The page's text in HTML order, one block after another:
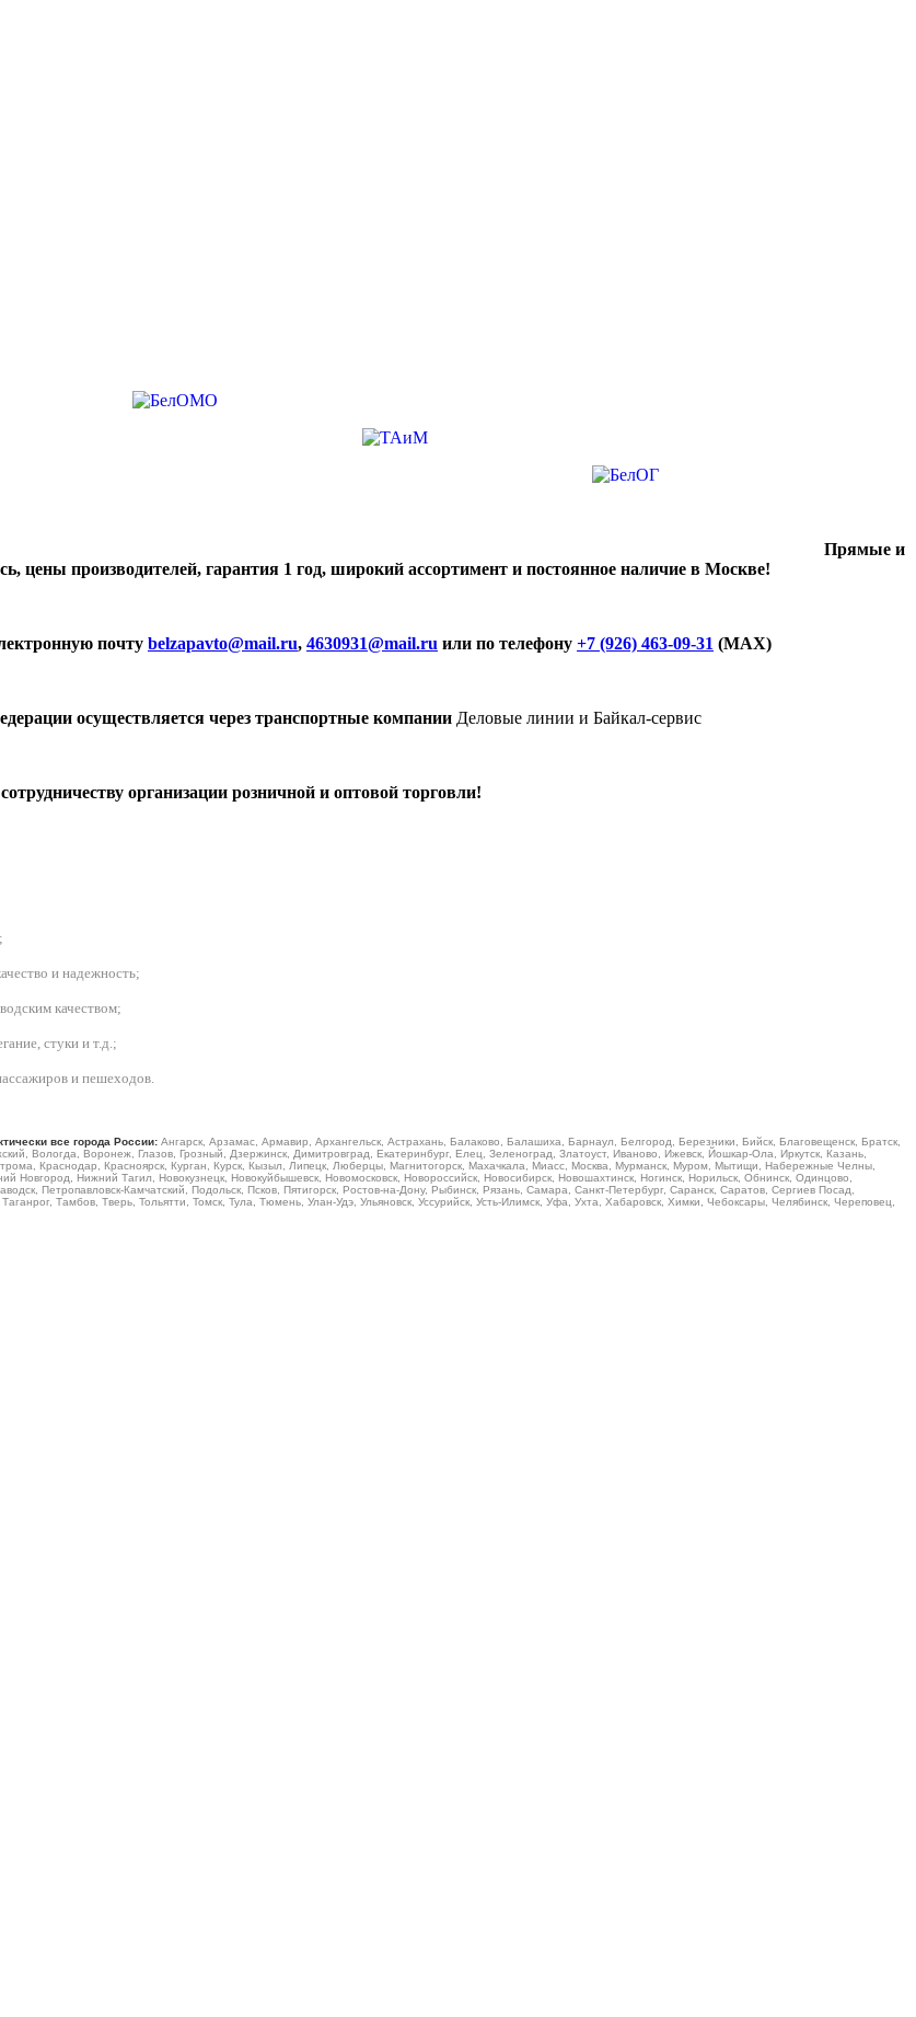
Прямые и
цены производителей, гарантия 1 год, широкий ассортимент и постоянное наличие в Москве!
почту belzapavto@mail.ru, 4630931@mail.ru или по телефону +7 (926) 463-09-31 (MAX)
осуществляется через транспортные компанииДеловые линии и Байкал-сервис
организации розничной и оптовой торговли!
;
и надежность;
качеством;
стуки и т.д.;
и пешеходов.
все города России: Ангарск, Арзамас, Армавир, Архангельск, Астрахань, Балаково, Балашиха, Барнаул, Белгород, Березники, Бийск, Благовещенск, Братск,
Вологда, Воронеж, Глазов, Грозный, Дзержинск, Димитровград, Екатеринбург, Елец, Зеленоград, Златоуст, Иваново, Ижевск, Йошкар-Ола, Иркутск, Казань,
Краснодар, Красноярск, Курган, Курск, Кызыл, Липецк, Люберцы, Магнитогорск, Махачкала, Миасс, Москва, Мурманск, Муром, Мытищи, Набережные Челны,
Нижний Тагил, Новокузнецк, Новокуйбышевск, Новомосковск, Новороссийск, Новосибирск, Новошахтинск, Ногинск, Норильск, Обнинск, Одинцово,
Петропавловск-Камчатский, Подольск, Псков, Пятигорск, Ростов-на-Дону, Рыбинск, Рязань, Самара, Санкт-Петербург, Саранск, Саратов, Сергиев Посад,
Тамбов, Тверь, Тольятти, Томск, Тула, Тюмень, Улан-Удэ, Ульяновск, Уссурийск, Усть-Илимск, Уфа, Ухта, Хабаровск, Химки, Чебоксары, Челябинск, Череповец,